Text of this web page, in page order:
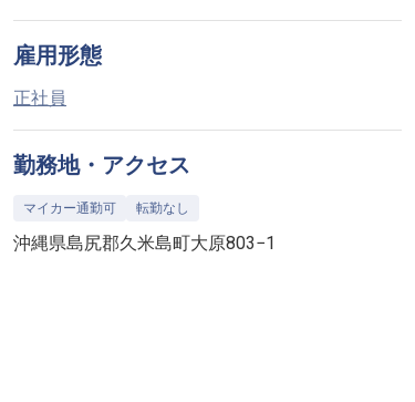
雇用形態
正社員
勤務地・アクセス
マイカー通勤可 転勤なし
沖縄県島尻郡久米島町大原803−1